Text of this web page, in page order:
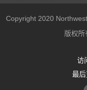
Copyright 2020
版权
访
最后